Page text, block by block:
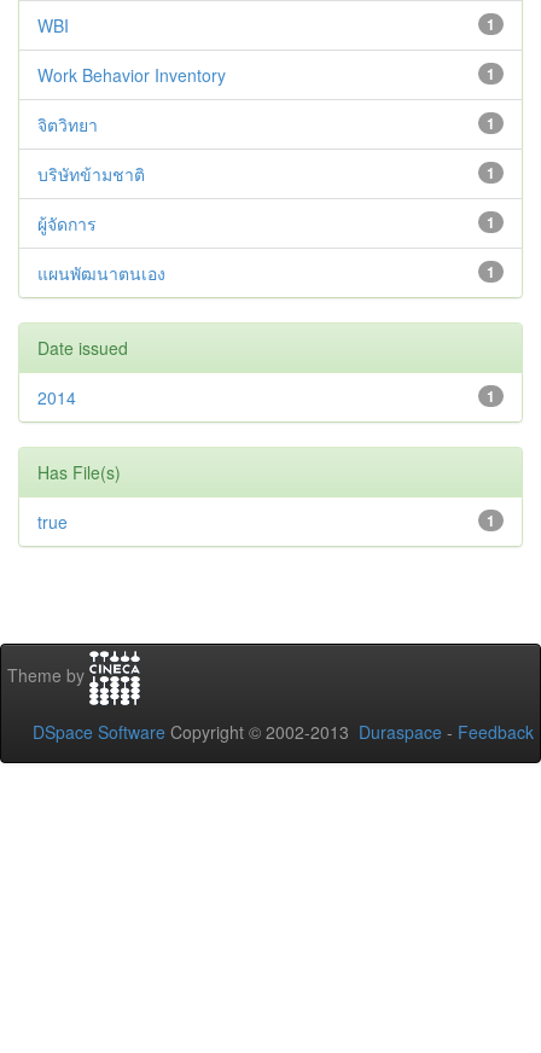
1
WBI
1
Work Behavior Inventory
1
จิตวิทยา
1
บริษัทข้ามชาติ
1
ผู้จัดการ
1
แผนพัฒนาตนเอง
Date issued
1
2014
Has File(s)
1
true
Theme by
DSpace Software Copyright © 2002-2013 Duraspace - Feedback